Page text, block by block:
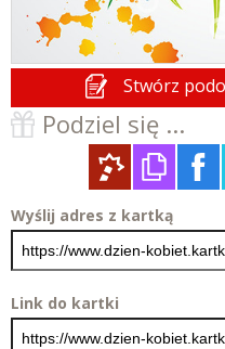
Stwórz
Podziel się ...
Wyślij adres z kartką
Link do kartki